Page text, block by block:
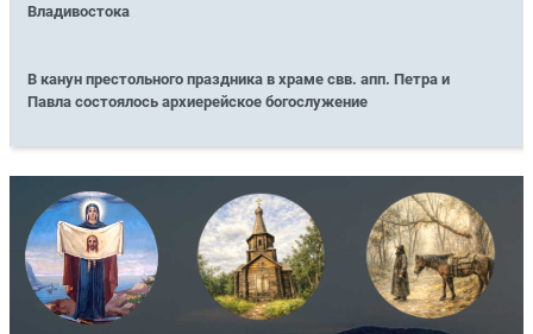
Владивостока
В канун престольного праздника в храме свв. апп. Петра и
Павла состоялось архиерейское богослужение